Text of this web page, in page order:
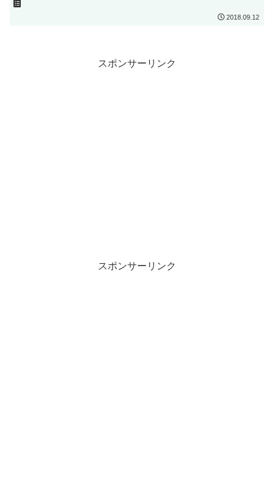
2018.09.12
スポンサーリンク
スポンサーリンク